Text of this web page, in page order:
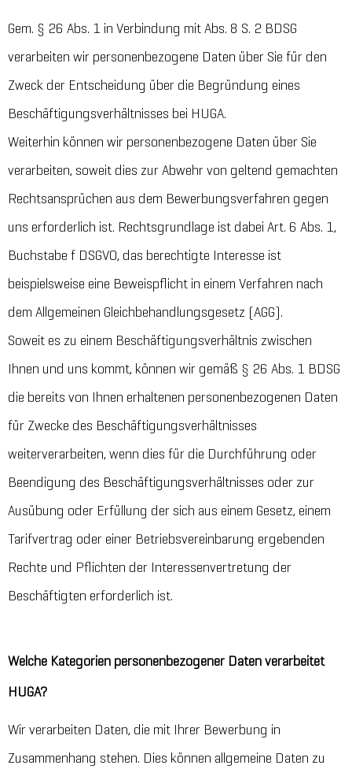
Gem. § 26 Abs. 1 in Verbindung mit Abs. 8 S. 2 BDSG
verarbeiten wir personenbezogene Daten über Sie für den
Zweck der Entscheidung über die Begründung eines
Beschäftigungsverhältnisses bei HUGA.
Weiterhin können wir personenbezogene Daten über Sie
verarbeiten, soweit dies zur Abwehr von geltend gemachten
Rechtsansprüchen aus dem Bewerbungsverfahren gegen
uns erforderlich ist. Rechtsgrundlage ist dabei Art. 6 Abs. 1,
Buchstabe f DSGVO, das berechtigte Interesse ist
beispielsweise eine Beweispflicht in einem Verfahren nach
dem Allgemeinen Gleichbehandlungsgesetz (AGG).
Soweit es zu einem Beschäftigungsverhältnis zwischen
Ihnen und uns kommt, können wir gemäß § 26 Abs. 1 BDSG
die bereits von Ihnen erhaltenen personenbezogenen Daten
für Zwecke des Beschäftigungsverhältnisses
weiterverarbeiten, wenn dies für die Durchführung oder
Beendigung des Beschäftigungsverhältnisses oder zur
Ausübung oder Erfüllung der sich aus einem Gesetz, einem
Tarifvertrag oder einer Betriebsvereinbarung ergebenden
Rechte und Pflichten der Interessenvertretung der
Beschäftigten erforderlich ist.
Welche Kategorien personenbezogener Daten verarbeitet
HUGA?
Wir verarbeiten Daten, die mit Ihrer Bewerbung in
Zusammenhang stehen. Dies können allgemeine Daten zu